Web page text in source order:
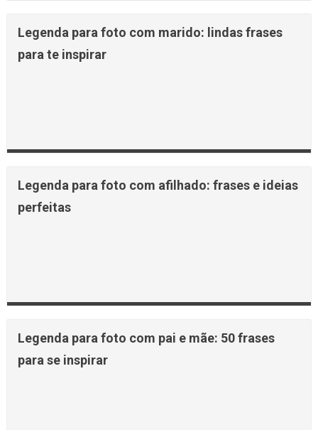
Legenda para foto com marido: lindas frases
para te inspirar
Legenda para foto com afilhado: frases e ideias
perfeitas
Legenda para foto com pai e mãe: 50 frases
para se inspirar